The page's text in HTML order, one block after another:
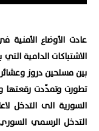
عادت الأوضاع
الاشتباكات الدامية
بين مسلحين دروز
تطورت وتمدّدت رقعتها
السورية الى التدخل
التدخل الرسمي